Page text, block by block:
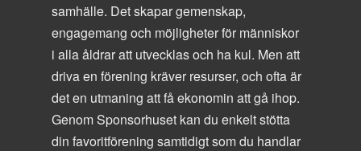
samhälle. Det skapar gemenskap,
engagemang och möjligheter för människor
i alla åldrar att utvecklas och ha kul. Men att
driva en förening kräver resurser, och ofta är
det en utmaning att få ekonomin att gå ihop.
Genom Sponsorhuset kan du enkelt stötta
din favoritförening samtidigt som du handlar